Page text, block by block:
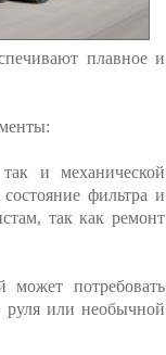
плавное и
и механической
фильтра и
так как ремонт
может потребовать
руля или необычной